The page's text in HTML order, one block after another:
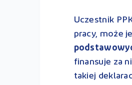
Uczestnik
pracy, może
finansuje za
takiej